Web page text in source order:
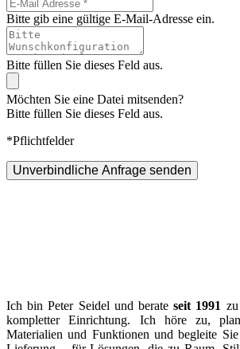
Bitte gib eine gültige E-Mail-Adresse ein.
Bitte füllen Sie dieses Feld aus.
Möchten Sie eine Datei mitsenden?
Bitte füllen Sie dieses Feld aus.
*Pflichtfelder
Unverbindliche Anfrage senden
Ich bin Peter Seidel und berateseit 1991
kompletter Einrichtung. Ich höre zu,
Materialien und Funktionen und begleite